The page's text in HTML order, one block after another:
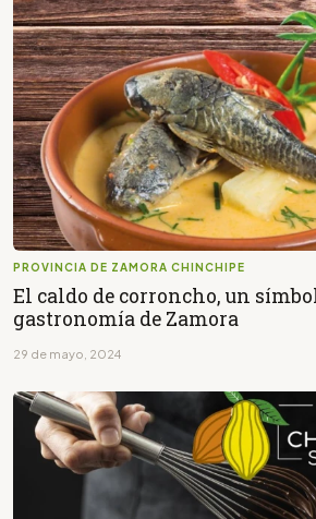
PROVINCIA DE ZAMORA CHINCHIPE
El caldo de corroncho, un
gastronomía de Zamora
29 de mayo, 2024